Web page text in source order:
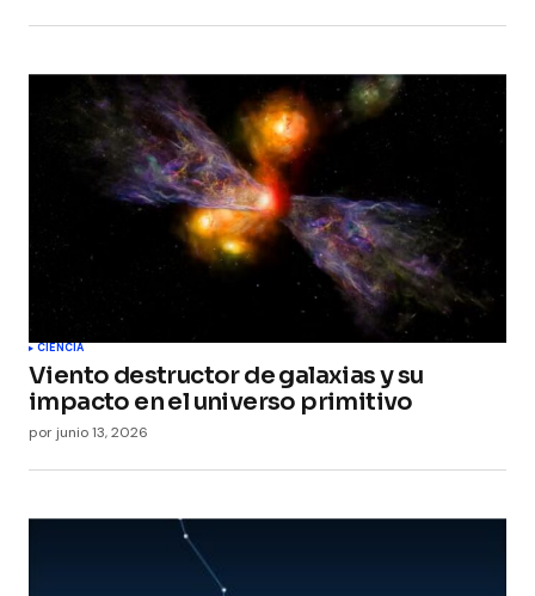
CIENCIA
Viento destructor de galaxias y su
impacto en el universo primitivo
por junio 13, 2026